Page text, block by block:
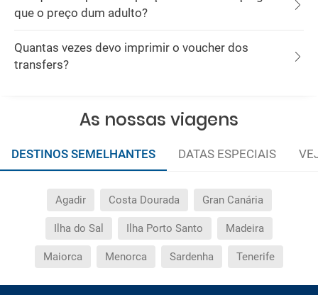
que o preço dum adulto?
Quantas vezes devo imprimir o voucher dos
transfers?
As nossas viagens
DESTINOS SEMELHANTES DATAS ESPECIAIS
Agadir Costa Dourada Gran Canária
Ilha do Sal Ilha Porto Santo Madeira
Maiorca Menorca Sardenha Tenerife